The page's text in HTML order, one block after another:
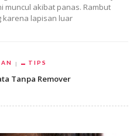
muncul akibat panas. Rambut
karena lapisan luar
TIPS
Tanpa Remover